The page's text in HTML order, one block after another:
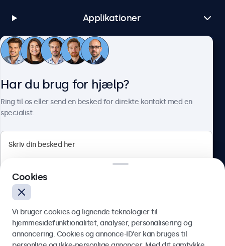
Applikationer
Kundeservice
Herstedøstervej 27-29, unit A, 2620 Albertslund, Danmark
Dansk
Har du brug for hjælp?
Ring til os eller send en besked for direkte kontakt med en
specialist.
Send
Cookies
Vi bruger cookies og lignende teknologier til
hjemmesidefunktionalitet, analyser, personalisering og
annoncering. Cookies og annonce-ID’er kan bruges til